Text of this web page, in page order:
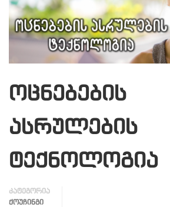
ოცნებების
ასრულების
ტექნოლოგია
კატეგორია
ᲥᲝᲣᲩᲘᲜᲒᲘ